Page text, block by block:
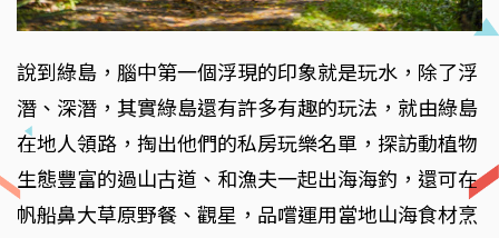
說到綠島，腦中第一個浮現的印象就是玩水，除了浮
潛、深潛，其實綠島還有許多有趣的玩法，就由綠島
在地人領路，掏出他們的私房玩樂名單，探訪動植物
生態豐富的過山古道、和漁夫一起出海海釣，還可在
帆船鼻大草原野餐、觀星，品嚐運用當地山海食材烹